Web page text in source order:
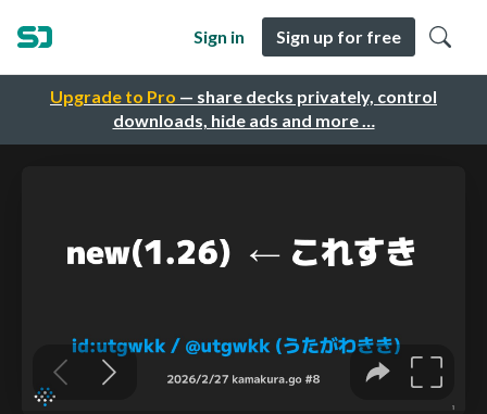
Upgrade to Pro — share decks privately, control
downloads, hide ads and more …
Sign in Sign up for free